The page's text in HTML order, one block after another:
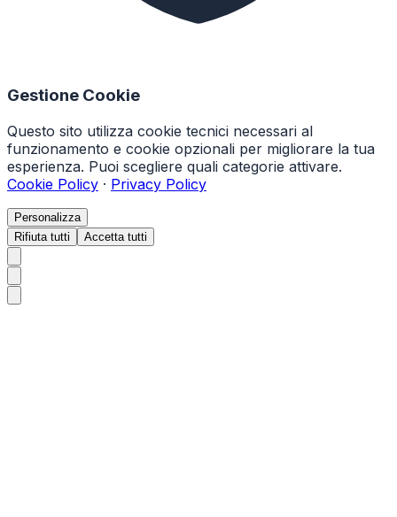
Gestione Cookie
Questo sito utilizza cookie tecnici necessari al
funzionamento e cookie opzionali per migliorare la tua
esperienza. Puoi scegliere quali categorie attivare.
Cookie Policy · Privacy Policy
Personalizza
Rifiuta tutti
Accetta tutti